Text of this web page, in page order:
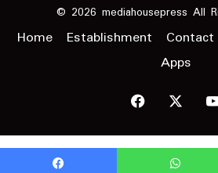
© 2026 mediahousepress All
Home Establishment
Apps
Facebook